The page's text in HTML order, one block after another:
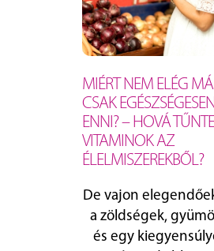
MIÉRT NEM ELÉG
CSAK
ENNI? – HOVÁ
VITAMINOK AZ
ÉLELMISZEREKBŐL?
De vajon
a zöldségek,
és egy